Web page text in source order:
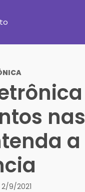
nas
a
2/9/2021